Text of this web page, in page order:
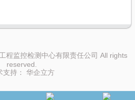
程监控检测中心有限责任公司 All rights
reserved.
支持： 华企立方